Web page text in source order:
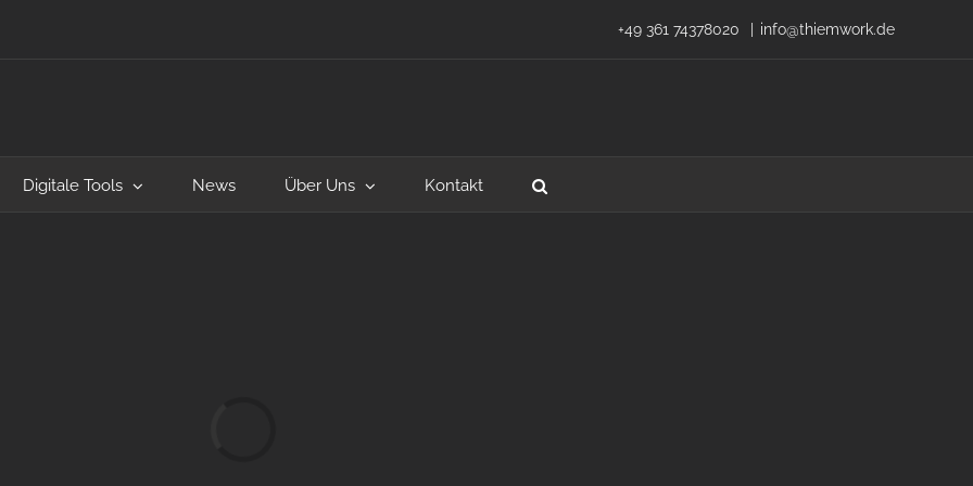
+49 361 74378020 info@thiemwork.de
Digitale Tools News Über Uns Kontakt